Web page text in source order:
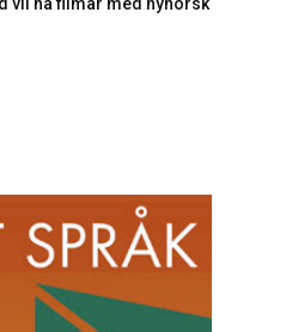
vil ha filmar med nynorsk